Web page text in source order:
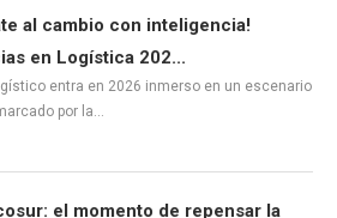
al cambio con inteligencia!
en Logística 202...
entra en 2026 inmerso en un escenario
por la…
el momento de repensar la